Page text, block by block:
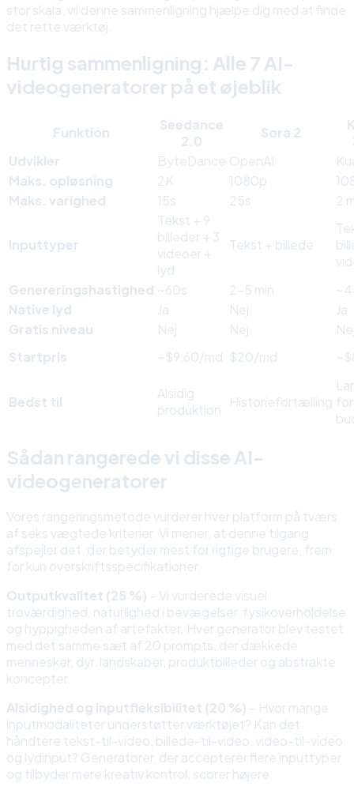
stor skala, vil denne sammenligning hjælpe dig med at finde
det rette værktøj.
Hurtig sammenligning: Alle 7 AI-
videogeneratorer på et øjeblik
Funktion
Seedance
2.0
Sora 2
Udvikler
ByteDance OpenAI
Maks. opløsning
2K 1080p
Maks. varighed
15s 25s 2
Inputtyper
Tekst + 9
billeder + 3
videoer +
lyd
Tekst + billede
Genereringshastighed ~60s 2-5 min
Native lyd
Ja Nej
Ja
Gratis niveau
Nej Nej
Startpris
~$9,60/md $20/md
Bedst til
Alsidig
produktion
Historiefortælling
Sådan rangerede vi disse AI-
videogeneratorer
Vores rangeringsmetode vurderer hver platform på tværs
af seks vægtede kriterier. Vi mener, at denne tilgang
afspejler det, der betyder mest for rigtige brugere, frem
for kun overskriftsspecifikationer.
Outputkvalitet (25 %) – Vi vurderede visuel
troværdighed, naturlighed i bevægelser, fysikoverholdelse
og hyppigheden af artefakter. Hver generator blev testet
med det samme sæt af 20 prompts, der dækkede
mennesker, dyr, landskaber, produktbilleder og abstrakte
koncepter.
Alsidighed og inputfleksibilitet (20 %) – Hvor mange
inputmodaliteter understøtter værktøjet? Kan det
håndtere tekst-til-video, billede-til-video, video-til-video
og lydinput? Generatorer, der accepterer flere inputtyper
og tilbyder mere kreativ kontrol, scorer højere.